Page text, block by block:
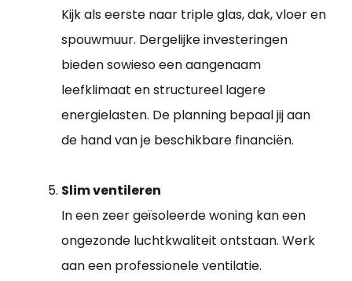
Kijk als eerste naar triple glas, dak, vloer en
spouwmuur. Dergelijke investeringen
bieden sowieso een aangenaam
leefklimaat en structureel lagere
energielasten. De planning bepaal jij aan
de hand van je beschikbare financiën.
Slim ventileren
In een zeer geïsoleerde woning kan een
ongezonde luchtkwaliteit ontstaan. Werk
aan een professionele ventilatie.